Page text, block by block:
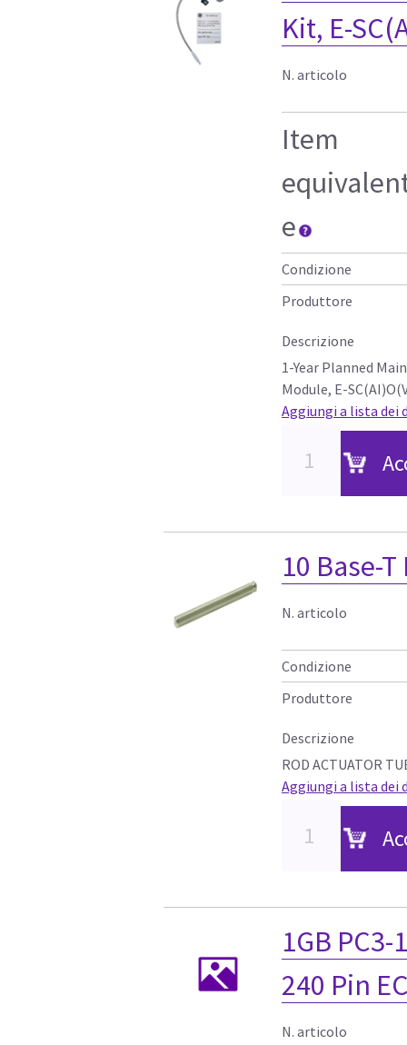
Kit, E-
N. articolo
Item
e
Condizione
Produttore
Descrizione
1-Year Planned
Module, E-
Aggiungi a lista dei
10 Base-
N. articolo
Condizione
Produttore
Descrizione
ROD ACTUATOR
Aggiungi a lista dei
1GB PC3-
240 Pin
N. articolo